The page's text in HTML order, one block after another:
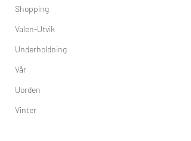
Shopping
Valen-Utvik
Underholdning
Vår
Uorden
Vinter